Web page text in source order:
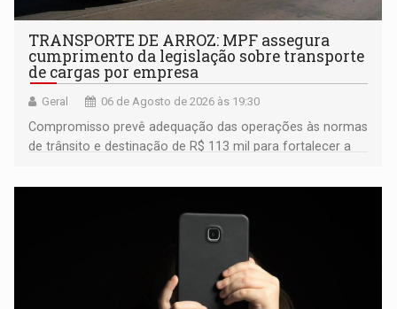
TRANSPORTE DE ARROZ: MPF assegura
cumprimento da legislação sobre transporte
de cargas por empresa
Geral 06 de Agosto de 2026 às 19:30
Compromisso prevê adequação das operações às normas
de trânsito e destinação de R$ 113 mil para fortalecer a